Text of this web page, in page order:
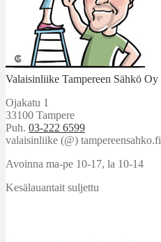
Valaisinliike Tampereen Sähkö Oy
Ojakatu 1
33100 Tampere
Puh. 03-222 6599
valaisinliike (@) tampereensahko.fi
Avoinna ma-pe 10-17, la 10-14
Kesälauantait suljettu